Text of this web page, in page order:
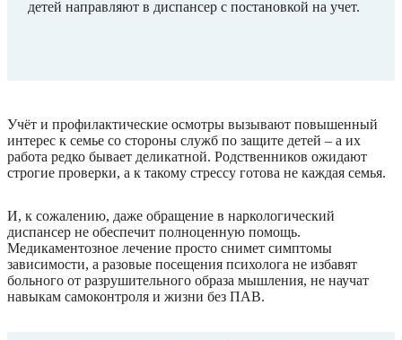
детей направляют в диспансер с постановкой на учет.
Учёт и профилактические осмотры вызывают повышенный
интерес к семье со стороны служб по защите детей – а их
работа редко бывает деликатной. Родственников ожидают
строгие проверки, а к такому стрессу готова не каждая семья.
И, к сожалению, даже обращение в наркологический
диспансер не обеспечит полноценную помощь.
Медикаментозное лечение просто снимет симптомы
зависимости, а разовые посещения психолога не избавят
больного от разрушительного образа мышления, не научат
навыкам самоконтроля и жизни без ПАВ.